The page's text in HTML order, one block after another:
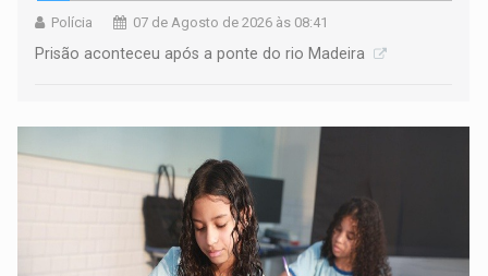
Polícia 07 de Agosto de 2026 às 08:41
Prisão aconteceu após a ponte do rio Madeira